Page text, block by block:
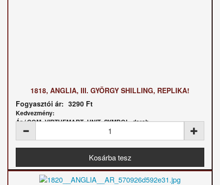
1818, ANGLIA, III. GYÖRGY SHILLING, REPLIKA!
Fogyasztói ár: 3290 Ft
Kedvezmény:
Ár / COM_VIRTUEMART_UNIT_SYMBOL_darab: